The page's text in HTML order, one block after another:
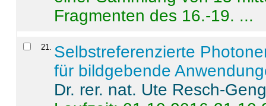
Fragmenten des 16.-19. ...
21
Selbstreferenzierte
für bildgebende
Dr. rer. nat. Ute Resch-